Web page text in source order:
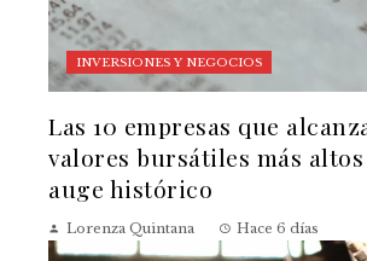
INVERSIONES Y NEGOCIOS
Las 10 empresas que
valores bursátiles más altos
auge histórico
Lorenza Quintana Hace 6 días